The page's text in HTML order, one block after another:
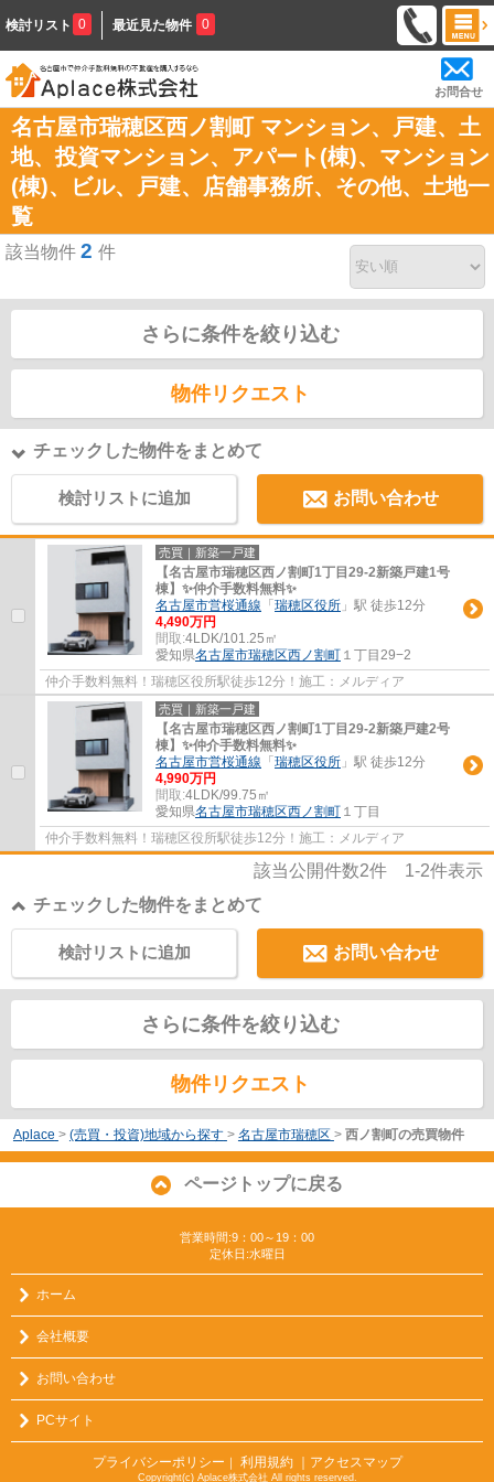
検討リスト 0 最近見た物件 0
お問合せ
名古屋市瑞穂区西ノ割町 マンション、戸建、土
地、投資マンション、アパート(棟)、マンション
(棟)、ビル、戸建、店舗事務所、その他、土地一
覧
該当物件 2 件
さらに条件を絞り込む
物件リクエスト
チェックした物件をまとめて
検討リストに追加 お問い合わせ
売買｜新築一戸建
【名古屋市瑞穂区西ノ割町1丁目29-2新築戸建1号
棟】✨️仲介手数料無料✨️
名古屋市営桜通線 「 瑞穂区役所 」駅 徒歩12分
4,490万円
間取:4LDK/101.25㎡
愛知県名古屋市瑞穂区西ノ割町 １丁目29−2
仲介手数料無料！瑞穂区役所駅徒歩12分！施工：メルディア
売買｜新築一戸建
【名古屋市瑞穂区西ノ割町1丁目29-2新築戸建2号
棟】✨️仲介手数料無料✨️
名古屋市営桜通線 「 瑞穂区役所 」駅 徒歩12分
4,990万円
間取:4LDK/99.75㎡
愛知県名古屋市瑞穂区西ノ割町 １丁目
仲介手数料無料！瑞穂区役所駅徒歩12分！施工：メルディア
該当公開件数2件 1-2件表示
チェックした物件をまとめて
お問い合わせ
検討リストに追加
さらに条件を絞り込む
物件リクエスト
Aplace > (売買・投資)地域から探す > 名古屋市瑞穂区 > 西ノ割町の売買物件
ページトップに戻る
営業時間:9：00～19：00
定休日:水曜日
ホーム
会社概要
お問い合わせ
PCサイト
プライバシーポリシー ｜ 利用規約 ｜アクセスマップ
Copyright(c) Aplace株式会社 All rights reserved.